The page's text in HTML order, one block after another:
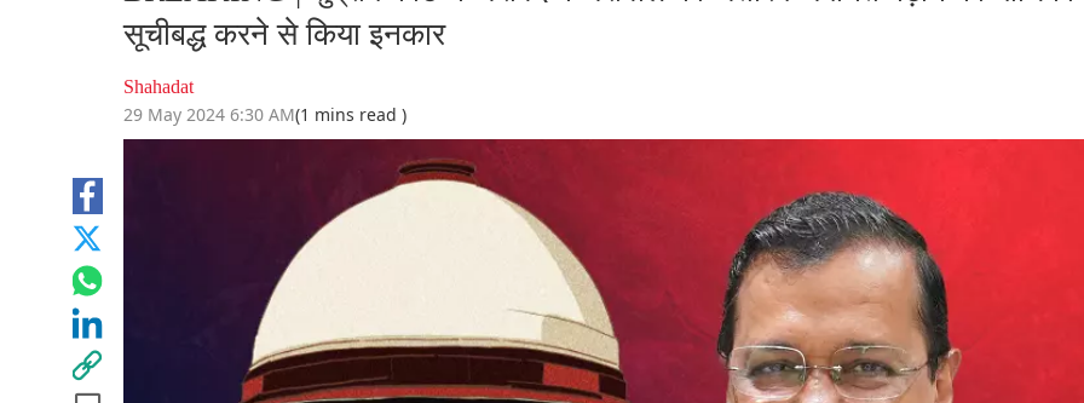
सूचीबद्ध करने से किया इनकार
Shahadat
29 May 2024 6:30 AM(1 mins read )